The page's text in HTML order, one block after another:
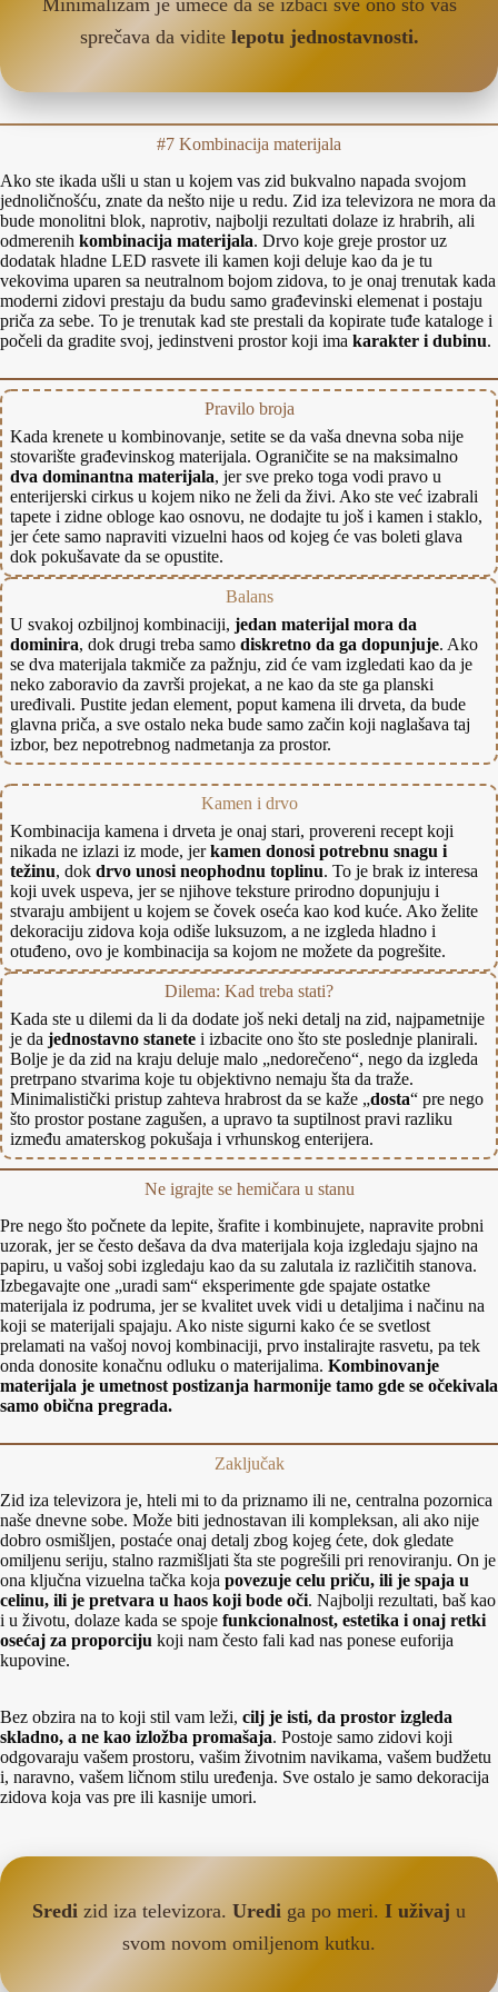
Minimalizam je umeće da se izbaci sve ono što vas
sprečava da vidite lepotu jednostavnosti.
#7 Kombinacija materijala
Ako ste ikada ušli u stan u kojem vas zid bukvalno napada svojom
jednoličnošću, znate da nešto nije u redu. Zid iza televizora ne mora da
bude monolitni blok, naprotiv, najbolji rezultati dolaze iz hrabrih, ali
odmerenih kombinacija materijala. Drvo koje greje prostor uz
dodatak hladne LED rasvete ili kamen koji deluje kao da je tu
vekovima uparen sa neutralnom bojom zidova, to je onaj trenutak kada
moderni zidovi prestaju da budu samo građevinski elemenat i postaju
priča za sebe. To je trenutak kad ste prestali da kopirate tuđe kataloge i
počeli da gradite svoj, jedinstveni prostor koji ima karakter i dubinu.
Pravilo broja
Kada krenete u kombinovanje, setite se da vaša dnevna soba nije
stovarište građevinskog materijala. Ograničite se na maksimalno
dva dominantna materijala, jer sve preko toga vodi pravo u
enterijerski cirkus u kojem niko ne želi da živi. Ako ste već izabrali
tapete i zidne obloge kao osnovu, ne dodajte tu još i kamen i staklo,
jer ćete samo napraviti vizuelni haos od kojeg će vas boleti glava
dok pokušavate da se opustite.
Balans
U svakoj ozbiljnoj kombinaciji,jedan materijal mora da
dominira, dok drugi treba samodiskretno da ga dopunjuje. Ako
se dva materijala takmiče za pažnju, zid će vam izgledati kao da je
neko zaboravio da završi projekat, a ne kao da ste ga planski
uređivali. Pustite jedan element, poput kamena ili drveta, da bude
glavna priča, a sve ostalo neka bude samo začin koji naglašava taj
izbor, bez nepotrebnog nadmetanja za prostor.
Kamen i drvo
Kombinacija kamena i drveta je onaj stari, provereni recept koji
nikada ne izlazi iz mode, jerkamen donosi potrebnu snagu i
težinu, dokdrvo unosi neophodnu toplinu. To je brak iz interesa
koji uvek uspeva, jer se njihove teksture prirodno dopunjuju i
stvaraju ambijent u kojem se čovek oseća kao kod kuće. Ako želite
dekoraciju zidova koja odiše luksuzom, a ne izgleda hladno i
otuđeno, ovo je kombinacija sa kojom ne možete da pogrešite.
Dilema: Kad treba stati?
Kada ste u dilemi da li da dodate još neki detalj na zid, najpametnije
je dajednostavno stanete i izbacite ono što ste poslednje planirali.
Bolje je da zid na kraju deluje malo „nedorečeno“, nego da izgleda
pretrpano stvarima koje tu objektivno nemaju šta da traže.
Minimalistički pristup zahteva hrabrost da se kaže „dosta“ pre nego
što prostor postane zagušen, a upravo ta suptilnost pravi razliku
između amaterskog pokušaja i vrhunskog enterijera.
Ne igrajte se hemičara u stanu
Pre nego što počnete da lepite, šrafite i kombinujete, napravite probni
uzorak, jer se često dešava da dva materijala koja izgledaju sjajno na
papiru, u vašoj sobi izgledaju kao da su zalutala iz različitih stanova.
Izbegavajte one „uradi sam“ eksperimente gde spajate ostatke
materijala iz podruma, jer se kvalitet uvek vidi u detaljima i načinu na
koji se materijali spajaju. Ako niste sigurni kako će se svetlost
prelamati na vašoj novoj kombinaciji, prvo instalirajte rasvetu, pa tek
onda donosite konačnu odluku o materijalima. Kombinovanje
materijala je umetnost postizanja harmonije tamo gde se očekivala
samo obična pregrada.
Zaključak
Zid iza televizora je, hteli mi to da priznamo ili ne, centralna pozornica
naše dnevne sobe. Može biti jednostavan ili kompleksan, ali ako nije
dobro osmišljen, postaće onaj detalj zbog kojeg ćete, dok gledate
omiljenu seriju, stalno razmišljati šta ste pogrešili pri renoviranju. On je
ona ključna vizuelna tačka koja povezuje celu priču, ili je spaja u
celinu, ili je pretvara u haos koji bode oči. Najbolji rezultati, baš kao
i u životu, dolaze kada se spoje funkcionalnost, estetika i onaj retki
osećaj za proporciju koji nam često fali kad nas ponese euforija
kupovine.
Bez obzira na to koji stil vam leži, cilj je isti, da prostor izgleda
skladno, a ne kao izložba promašaja. Postoje samo zidovi koji
odgovaraju vašem prostoru, vašim životnim navikama, vašem budžetu
i, naravno, vašem ličnom stilu uređenja. Sve ostalo je samo dekoracija
zidova koja vas pre ili kasnije umori.
Sredi zid iza televizora. Uredi ga po meri. I uživaj u
svom novom omiljenom kutku.